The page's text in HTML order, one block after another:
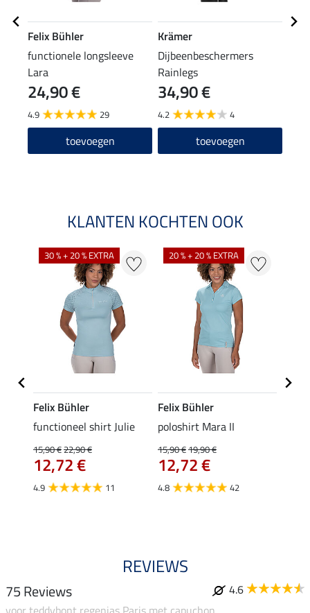
Felix Bühler
functionele longsleeve
Lara
24,90 €
4.9 29
toevoegen
Krämer
Dijbeenbeschermers
Rainlegs
34,90 €
4.2 4
toevoegen
KLANTEN KOCHTEN OOK
30 % + 20 % EXTRA
Felix Bühler
functioneel shirt Julie
15,90 €22,90 €
12,72 €
4.9 11
20 % + 20 % EXTRA
Felix Bühler
poloshirt Mara II
15,90 €19,90 €
12,72 €
4.8 42
REVIEWS
75 Reviews
4.6